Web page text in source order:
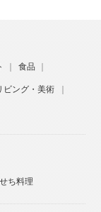
食品
ビング・美術
ち料理